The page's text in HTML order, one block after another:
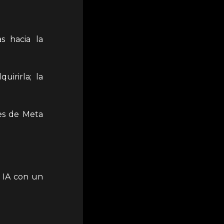
hacia la
la
de Meta
IA con un